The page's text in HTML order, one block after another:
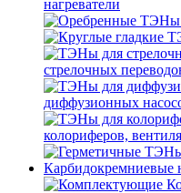
нагреватели
стрелочных
диффузионных
колориферов,
Карбидокремниевые